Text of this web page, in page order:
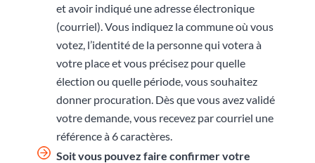
et avoir indiqué une adresse électronique
(courriel). Vous indiquez la commune où vous
votez, l’identité de la personne qui votera à
votre place et vous précisez pour quelle
élection ou quelle période, vous souhaitez
donner procuration. Dès que vous avez validé
votre demande, vous recevez par courriel une
référence à 6 caractères.
Soit vous pouvez faire confirmer votre